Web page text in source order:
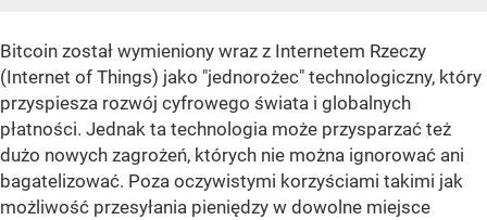
Bitcoin został wymieniony wraz z Internetem Rzeczy
(Internet of Things) jako "jednorożec" technologiczny, który
przyspiesza rozwój cyfrowego świata i globalnych
płatności. Jednak ta technologia może przysparzać też
dużo nowych zagrożeń, których nie można ignorować ani
bagatelizować. Poza oczywistymi korzyściami takimi jak
możliwość przesyłania pieniędzy w dowolne miejsce